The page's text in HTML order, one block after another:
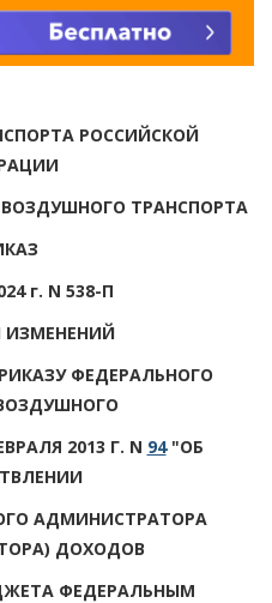
РОССИЙСКОЙ
ТРАНСПОРТА
г. N 538-П
ИЗМЕНЕНИЙ
ФЕДЕРАЛЬНОГО
2013 Г. N 94"ОБ
АДМИНИСТРАТОРА
ДОХОДОВ
ФЕДЕРАЛЬНЫМ